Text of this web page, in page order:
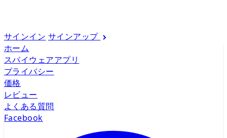
サインイン サインアップ
ホーム
スパイウェアアプリ
プライバシー
価格
レビュー
よくある質問
Facebook